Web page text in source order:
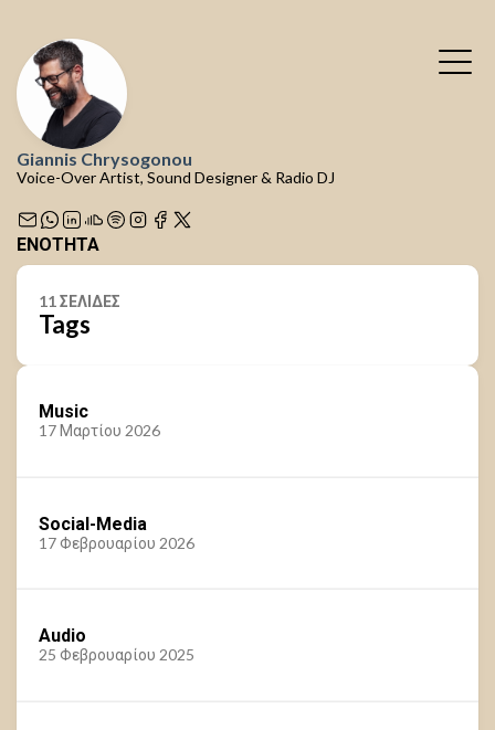
Giannis Chrysogonou
Voice-Over Artist, Sound Designer & Radio DJ
ΕΝΌΤΗΤΑ
11 ΣΕΛΙΔΕΣ
Tags
Music
17 Μαρτίου 2026
Social-Media
17 Φεβρουαρίου 2026
Audio
25 Φεβρουαρίου 2025